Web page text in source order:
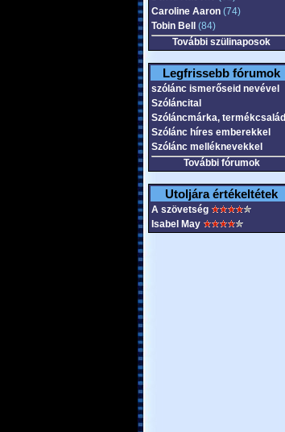
Caroline Aaron(74)
Tobin Bell
(84)
További szülinaposok
Legfrissebb fórumok
szólánc ismerőseid nevével
Szóláncital
Szóláncmárka, termékcsalád
Szólánc híres emberekkel
Szólánc melléknevekkel
További fórumok
Utoljára értékeltétek
A szövetség
Isabel May